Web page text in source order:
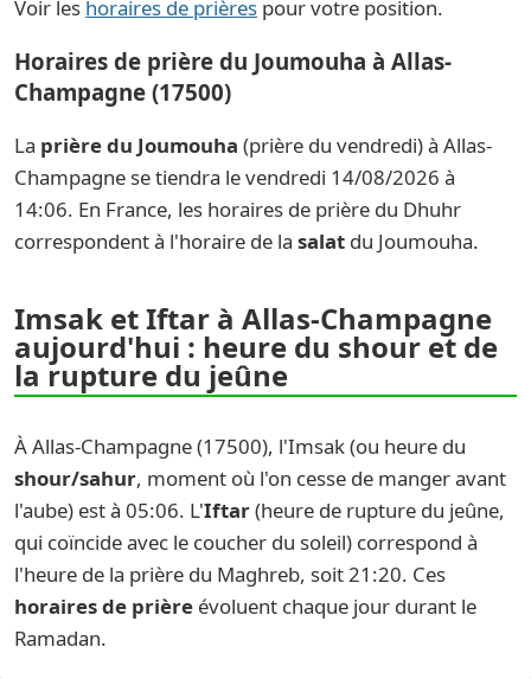
Voir les horaires de prières pour votre position.
Horaires de prière du Joumouha à Allas-
Champagne (17500)
La prière du Joumouha (prière du vendredi) à Allas-
Champagne se tiendra le vendredi 14/08/2026 à
14:06. En France, les horaires de prière du Dhuhr
correspondent à l'horaire de la salat du Joumouha.
Imsak et Iftar à Allas-Champagne
aujourd'hui : heure du shour et de
la rupture du jeûne
À Allas-Champagne (17500), l'Imsak (ou heure du
shour/sahur, moment où l'on cesse de manger avant
l'aube) est à 05:06. L'Iftar(heure de rupture du jeûne,
qui coïncide avec le coucher du soleil) correspond à
l'heure de la prière du Maghreb, soit 21:20. Ces
horaires de prière évoluent chaque jour durant le
Ramadan.